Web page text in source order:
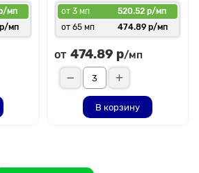
мп
мп
от 3 мп
520.52 р/мп
от 65 мп
474.89 р/мп
от 474.89 р/мп
В корзину